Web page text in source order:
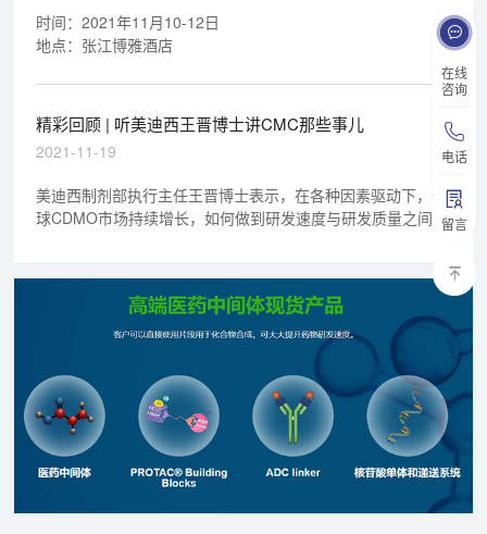
在线
咨询
电话
留言
时间：2021年11月10-12日
地点：张江博雅酒店
精彩回顾 | 听美迪西王晋博士讲CMC那些事儿
2021-11-19
美迪西制剂部执行主任王晋博士表示，在各种因素驱动下，全
球CDMO市场持续增长，如何做到研发速度与研发质量之间的